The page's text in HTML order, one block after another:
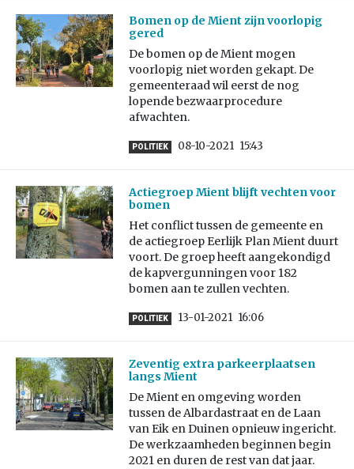
Bomen op de Mient zijn voorlopig
gered
De bomen op de Mient mogen
voorlopig niet worden gekapt. De
gemeenteraad wil eerst de nog
lopende bezwaarprocedure
afwachten.
POLITIEK 08-10-2021 15:43
Actiegroep Mient blijft vechten voor
bomen
Het conflict tussen de gemeente en
de actiegroep Eerlijk Plan Mient duurt
voort. De groep heeft aangekondigd
de kapvergunningen voor 182
bomen aan te zullen vechten.
POLITIEK 13-01-2021 16:06
Zeventig extra parkeerplaatsen
langs Mient
De Mient en omgeving worden
tussen de Albardastraat en de Laan
van Eik en Duinen opnieuw ingericht.
De werkzaamheden beginnen begin
2021 en duren de rest van dat jaar.